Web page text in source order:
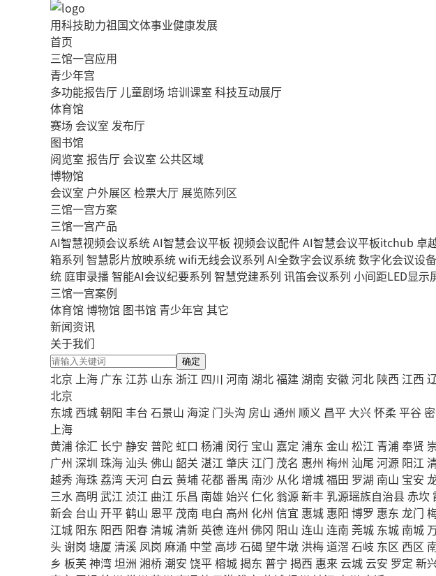
用科技助力祖国文体事业健康发展
首页
三馆一宫应用
青少年宫
多功能报告厅 儿童剧场 培训课室 科技互动展厅
体育馆
赛场 会议室 发布厅
图书馆
阅览室 报告厅 会议室 公共区域
博物馆
会议室 户外展区 检票大厅 展览陈列区
三馆一宫方案
三馆一宫产品
AI智慧视频会议系统AI智慧会议平板 视频会议配件AI智慧会议平板itchub 卓
箱系列 智慧影片放映系统wifi无线会议系列 AI全数字会议系统数字化会议设备
统 庭审录播智能AI会议纪要系列 智慧党建系列 讯笛会议系列 小间距LED显示
三馆一宫案例
体育馆 博物馆 图书馆 青少年宫 其它
新闻资讯
关于我们
确定
北京 上海 广东 江苏 山东 浙江 四川 河南 湖北福建湖南 安徽河北 陕西 江西
北京
东城 西城朝阳 丰台 石景山 海淀 门头沟 房山 通州 顺义 昌平 大兴怀柔平谷
上海
黄浦徐汇 长宁 静安 普陀 虹口 杨浦 闵行 宝山 嘉定 浦东 金山 松江 青浦奉贤
广州 深圳 珠海 汕头佛山 韶关 湛江 肇庆 江门 茂名 惠州 梅州 汕尾 河源 阳江
越秀 海珠 荔湾 天河 白云黄埔 花都番禺 南沙 从化增城福田 罗湖 南山 宝安
三水 高明 武江 浈江 曲江 乐昌 南雄 始兴仁化 翁源新丰乳源瑶族自治县赤坎
新会 台山 开平鹤山 恩平 茂南 电白 高州 化州 信宜 惠城 惠阳 博罗 惠东 龙门
江城 阳东 阳西 阳春清城清新 英德连州 佛冈 阳山 连山 连南 莞城 东城 南城
头谢岗 塘厦 清溪 凤岗 麻涌 中堂 高埗石碣 望牛墩 洪梅道滘 石岐 东区 西区
乡 板芙 神湾坦洲 湘桥潮安 饶平榕城揭东 普宁 揭西 惠来 云城 云安 罗定 新